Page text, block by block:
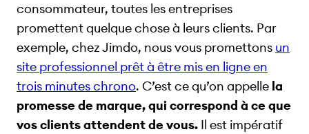
consommateur, toutes les entreprises
promettent quelque chose à leurs clients. Par
exemple, chez Jimdo, nous vous promettons un
site professionnel prêt à être mis en ligne en
trois minutes chrono. C’est ce qu’on appelle la
promesse de marque, qui correspond à ce que
vos clients attendent de vous. Il est impératif